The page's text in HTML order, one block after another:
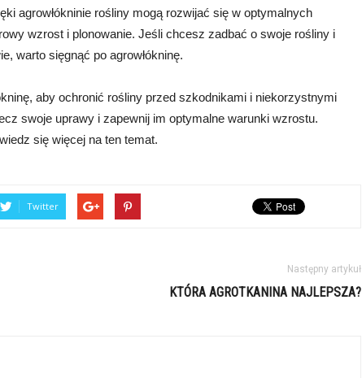
agrowłókninie rośliny mogą rozwijać się w optymalnych
wzrost i plonowanie. Jeśli chcesz zadbać o swoje rośliny i
warto sięgnąć po agrowłókninę.
aby ochronić rośliny przed szkodnikami i niekorzystnymi
swoje uprawy i zapewnij im optymalne warunki wzrostu.
się więcej na ten temat.
Twitter
Następny artykuł
KTÓRA AGROTKANINA NAJLEPSZA?